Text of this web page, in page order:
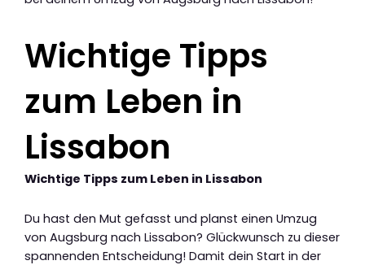
Wichtige Tipps
zum Leben in
Lissabon
Wichtige Tipps zum Leben in Lissabon
Du hast den Mut gefasst und planst einen Umzug
von Augsburg nach Lissabon? Glückwunsch zu dieser
spannenden Entscheidung! Damit dein Start in der